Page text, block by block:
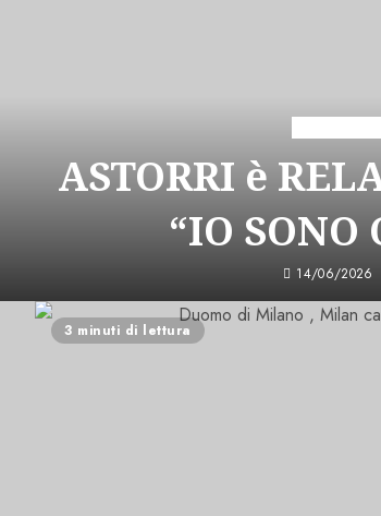
ASTORRI è
“IO SONO
14/06/2026
3 minuti di lettura